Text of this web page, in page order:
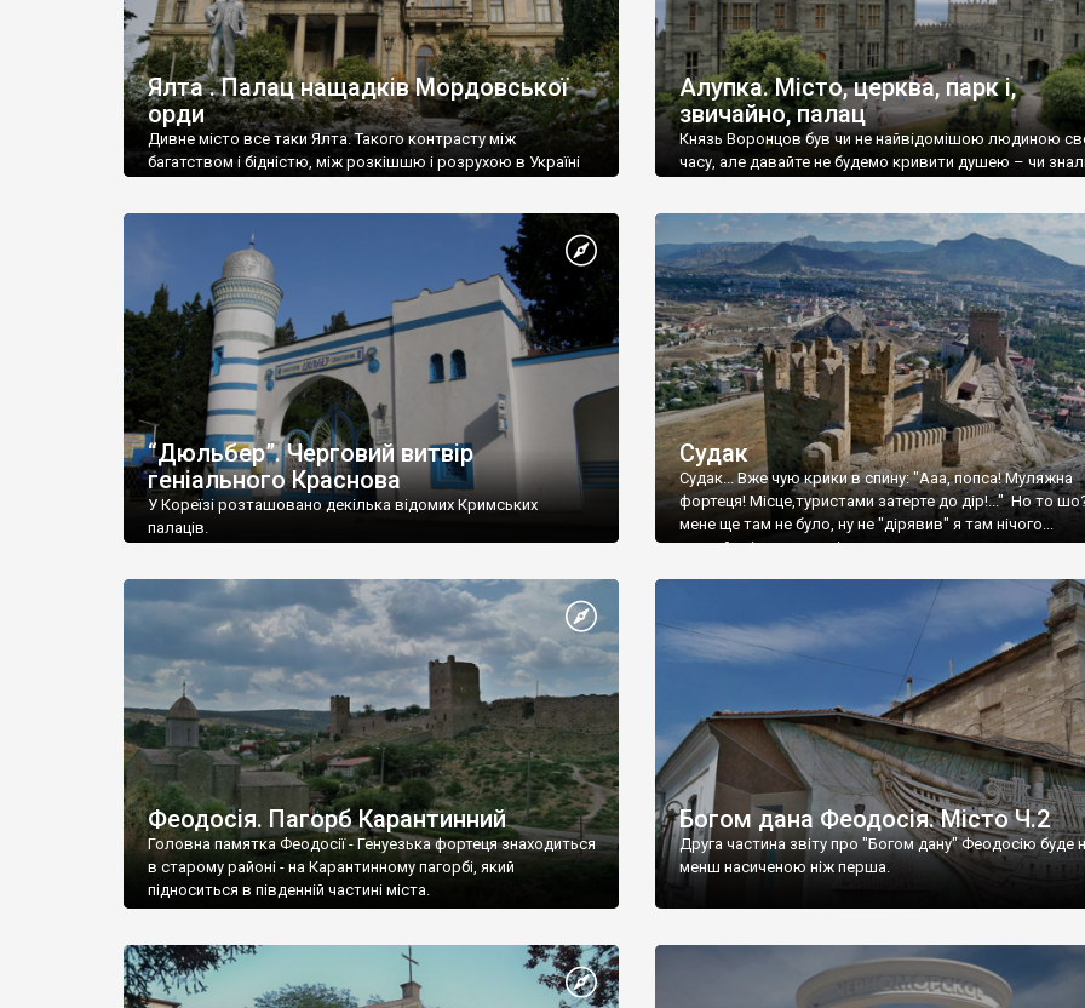
Ялта . Палац нащадків Мордовської
орди
Дивне місто все таки Ялта. Такого контрасту між
багатством і бідністю, між розкішшю і розрухою в Україні
Алупка. Місто, церква, парк і,
звичайно, палац
Князь Воронцов був чи не найвідомішою людиною
часу, але давайте не будемо кривити душею – чи
“Дюльбер”. Черговий витвір
геніального Краснова
У Кореїзі розташовано декілька відомих Кримських
палаців.
Судак
Судак... Вже чую крики в спину: "Ааа, попса! Муляжна
фортеця! Місце,туристами затерте до дір!..." Но то
мене ще там не було, ну не "дірявив" я там нічого...
принаймні до цього літа.
Феодосія. Пагорб Карантинний
Головна памятка Феодосії - Генуезька фортеця знаходиться
в старому районі - на Карантинному пагорбі, який
підноситься в південній частині міста.
Богом дана Феодосія. Місто Ч.2
Друга частина звіту про "Богом дану" Феодосію буде
менш насиченою ніж перша.